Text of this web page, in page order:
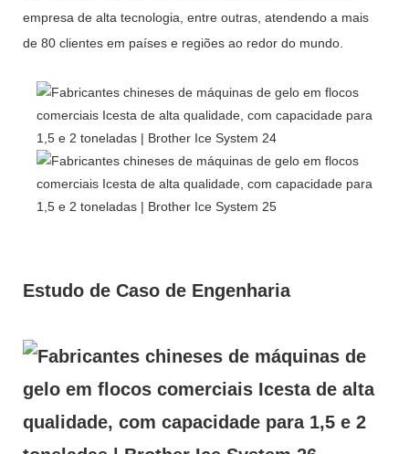
empresa de alta tecnologia, entre outras, atendendo a mais
de 80 clientes em países e regiões ao redor do mundo.
Estudo de Caso de Engenharia